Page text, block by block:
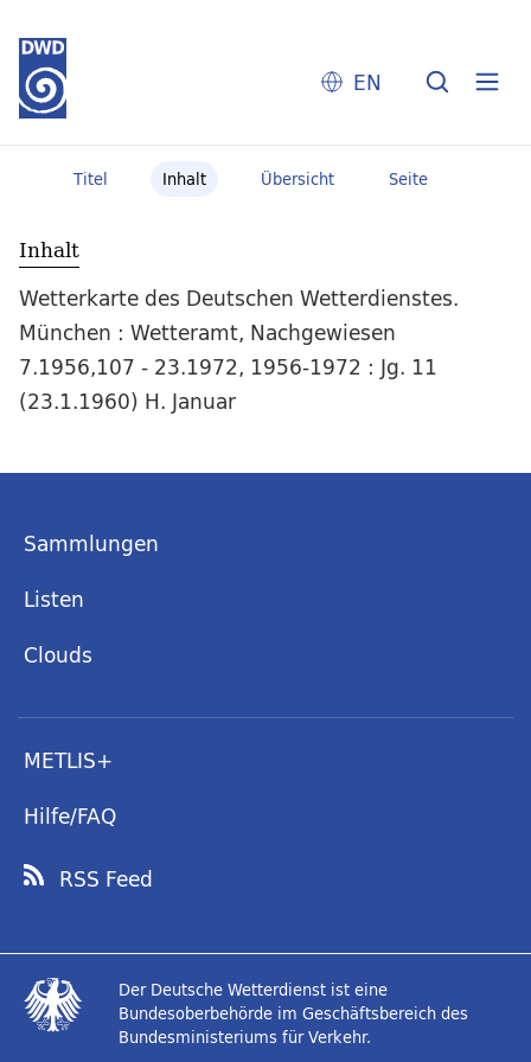
EN
Titel Inhalt Übersicht Seite
Inhalt
Wetterkarte des Deutschen Wetterdienstes.
München : Wetteramt, Nachgewiesen
7.1956,107 - 23.1972, 1956-1972 : Jg. 11
(23.1.1960) H. Januar
Sammlungen
Listen
Clouds
METLIS+
Hilfe/FAQ
RSS Feed
Der Deutsche Wetterdienst ist eine
Bundesoberbehörde im Geschäftsbereich des
Bundesministeriums für Verkehr.